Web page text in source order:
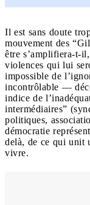
Il est sans doute
mouvement des
être s’amplifiera-t-
violences qui lui
impossible de
incontrôlable —
indice de
intermédiaires”
politiques,
démocratie
delà, de ce qui unit
vivre.